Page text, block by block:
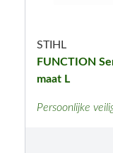
STIHL
FUNCTION
maat L
Persoonlijke